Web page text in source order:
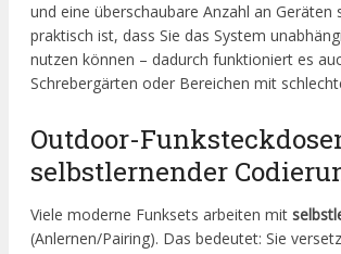
und eine überschaubare Anzahl an Geräten
praktisch ist, dass Sie das System
nutzen können – dadurch funktioniert es
Schrebergärten oder Bereichen mit
Outdoor-
selbstlernender
Viele moderne Funksets arbeiten mit
(Anlernen/Pairing). Das bedeutet: Sie